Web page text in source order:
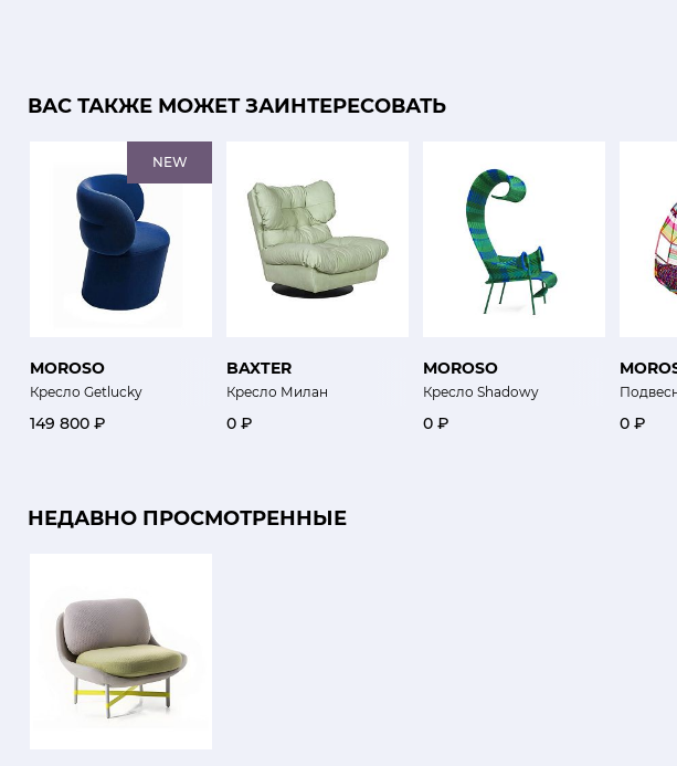
ВАС ТАКЖЕ МОЖЕТ ЗАИНТЕРЕСОВАТЬ
NEW
MOROSO
Кресло Getlucky
149 800 ₽
BAXTER
Кресло Милан
0 ₽
MOROSO
Кресло Shadowy
0 ₽ 0 ₽
НЕДАВНО ПРОСМОТРЕННЫЕ